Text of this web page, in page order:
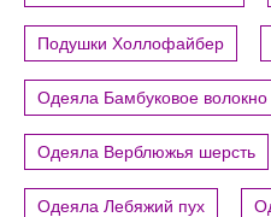
Подушки Холлофайбер
Одеяла Бамбуковое волокно
Одеяла Верблюжья шерсть
Одеяла Лебяжий пух